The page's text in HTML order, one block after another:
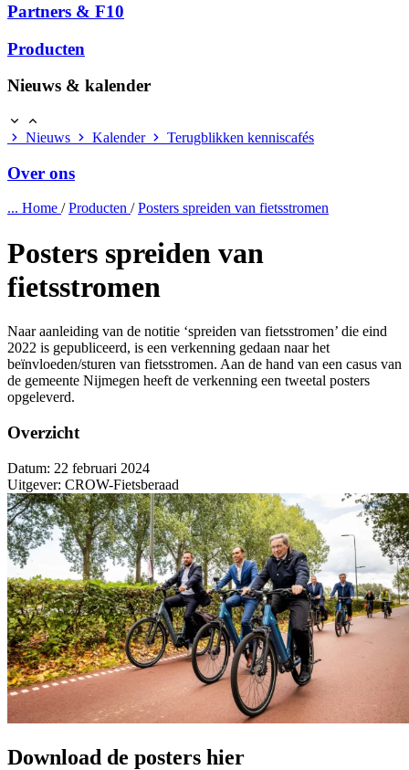
Partners & F10
Producten
Nieuws & kalender
Nieuws Kalender Terugblikken kenniscafés
Over ons
... Home /Producten /Posters spreiden van fietsstromen
Posters spreiden van
fietsstromen
Naar aanleiding van de notitie ‘spreiden van fietsstromen’ die eind
2022 is gepubliceerd, is een verkenning gedaan naar het
beïnvloeden/sturen van fietsstromen. Aan de hand van een casus van
de gemeente Nijmegen heeft de verkenning een tweetal posters
opgeleverd.
Overzicht
Datum: 22 februari 2024
Uitgever: CROW-Fietsberaad
Download de posters hier